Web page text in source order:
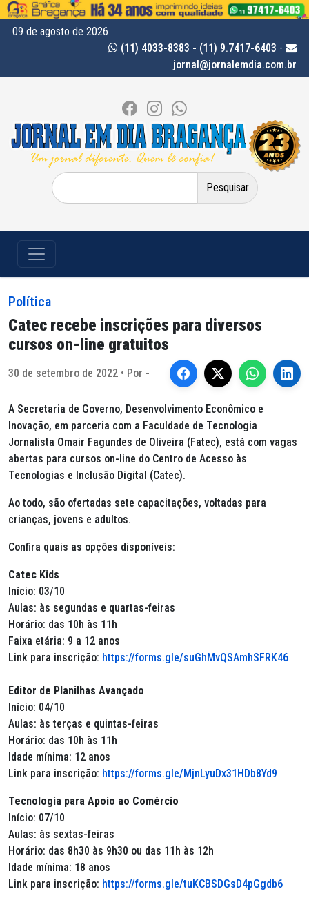
09 de agosto de 2026
(11) 4033-8383 - (11) 9.7417-6403 -
jornal@jornalemdia.com.br
Pesquisar
por:
Política
Catec recebe inscrições para diversos
cursos on-line gratuitos
30 de setembro de 2022 • Por -
A Secretaria de Governo, Desenvolvimento Econômico e
Inovação, em parceria com a Faculdade de Tecnologia
Jornalista Omair Fagundes de Oliveira (Fatec), está com vagas
abertas para cursos on-line do Centro de Acesso às
Tecnologias e Inclusão Digital (Catec).
Ao todo, são ofertadas sete capacitações, voltadas para
crianças, jovens e adultos.
Confira quais as opções disponíveis:
Catec Kids
Início: 03/10
Aulas: às segundas e quartas-feiras
Horário: das 10h às 11h
Faixa etária: 9 a 12 anos
Link para inscrição: https://forms.gle/suGhMvQSAmhSFRK46
Editor de Planilhas Avançado
Início: 04/10
Aulas: às terças e quintas-feiras
Horário: das 10h às 11h
Idade mínima: 12 anos
Link para inscrição: https://forms.gle/MjnLyuDx31HDb8Yd9
Tecnologia para Apoio ao Comércio
Início: 07/10
Aulas: às sextas-feiras
Horário: das 8h30 às 9h30 ou das 11h às 12h
Idade mínima: 18 anos
Link para inscrição: https://forms.gle/tuKCBSDGsD4pGgdb6